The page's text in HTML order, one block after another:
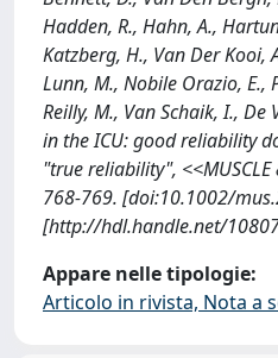
Hadden, R., Hahn, A.,
Katzberg, H., Van Der Kooi,
Lunn, M., Nobile Orazio, E.,
Reilly, M., Van Schaik, I., De
in the ICU: good reliability
"true reliability", <<MUSCLE
768-769. [doi:10.1002/
[http://hdl.handle.net/
Appare nelle tipologie:
Articolo in rivista, Nota a